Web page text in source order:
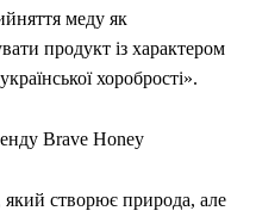
меду як
продукт із характером
хоробрості».
Brave Honey
створює природа, але